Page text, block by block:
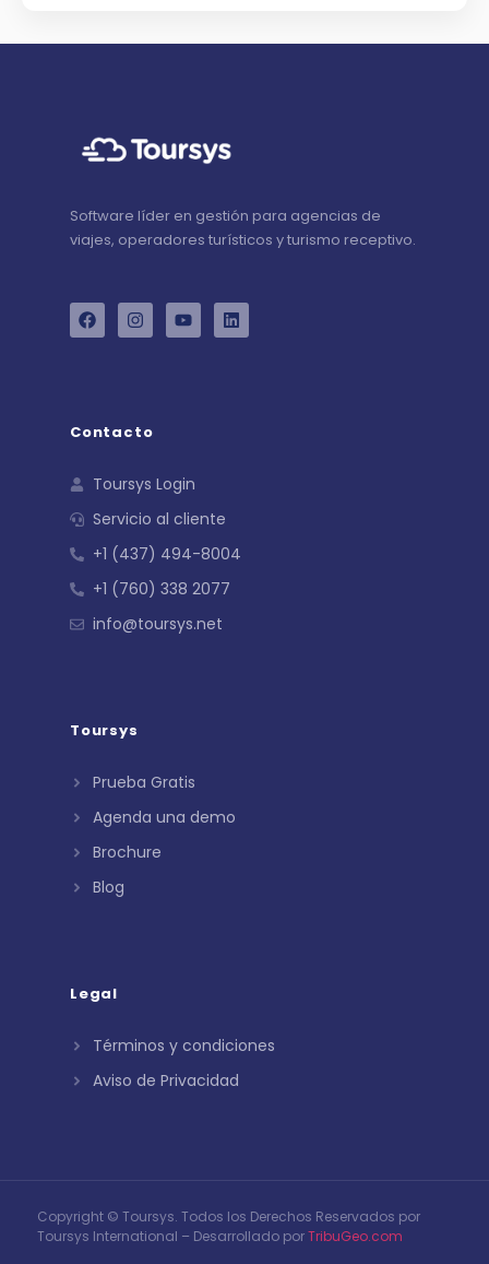
Software líder en gestión para agencias de
viajes, operadores turísticos y turismo receptivo.
Contacto
Toursys Login
Servicio al cliente
+1 (437) 494-8004
+1 (760) 338 2077
info@toursys.net
Toursys
Prueba Gratis
Agenda una demo
Brochure
Blog
Legal
Términos y condiciones
Aviso de Privacidad
Copyright © Toursys. Todos los Derechos Reservados por
Toursys International – Desarrollado porTribuGeo.com